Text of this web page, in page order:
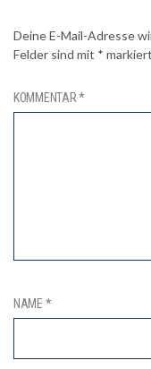
Deine E-Mail-Adresse
Felder sind mit * markiert
KOMMENTAR*
NAME *